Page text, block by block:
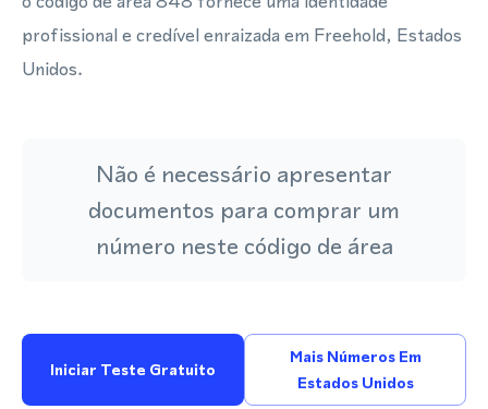
profissional e credível enraizada em Freehold, Estados
Unidos.
Não é necessário apresentar
documentos para comprar um
número neste código de área
Iniciar Teste Gratuito
Mais Números Em
Estados Unidos